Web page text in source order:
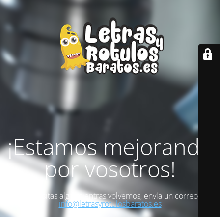
¡Estamos mejorando
por vosotros!
Si necesitas algo mientras volvemos, envía un correo a
info@letrasyrotulosbaratos.es